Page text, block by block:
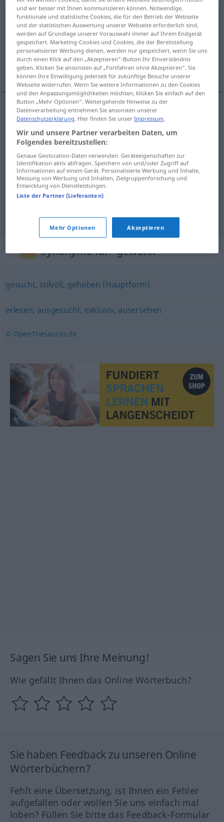
gewählt [gəˈvɛːlt]adj
Übersicht aller Übersetzungen
(Für mehr Details die Übersetzung anklicken/antippen)
eleito, selecto, distinto, culto, rebuscado
eleito gewählt POL
selecto gewählt FIG
distinto gewählt
culto gewähltSprache
Synonyme für "gewählt"
gesucht, stilvoll, gehoben (Hauptform)
erlesen, ausgesucht, exklusiv, ausersehen
© OpenThesaurus.de
Sagen Sie uns Ihre Meinung!
Wie gefällt Ihnen das Online Wörterbuch?
Sie haben Feedback zu unseren Online
Wörterbüchern?
Fehlt eine Übersetzung, ist Ihnen ein Fehler
aufgefallen oder wollen Sie uns einfach mal
loben? Füllen Sie bitte das Feedback-Formular
und wir besser mit Ihnen kommunizieren können. Notwendige,
funktionale und statistische Cookies, die für den Betrieb der Webseite
und der statistischen Auswertung unserer Webseite erforderlich sind,
werden auf Grundlage unserer Vorauswahl immer auf Ihrem Endgerät
gespeichert. Marketing-Cookies und Cookies, die der Bereitstellung
personalisierter Werbung dienen, werden nur gespeichert, wenn Sie uns
durch einen Klick auf den „Akzeptieren“-Button Ihr Einverständnis
geben. Klicken Sie ansonsten auf „Fortfahren ohne Akzeptieren“. Sie
können Ihre Einwilligung jederzeit für zukünftige Besuche unserer
Webseite widerrufen. Wenn Sie weitere Informationen zu den Cookies
und den Anpassungsmöglichkeiten möchten, klicken Sie einfach auf den
Button „Mehr Optionen“. Weitergehende Hinweise zu der
Datenverarbeitung entnehmen Sie ansonsten unserer
Datenschutzerklärung. Hier finden Sie unserImpressum.
Wir und unsere Partner verarbeiten Daten, um
Folgendes bereitzustellen:
Genaue Geolocation-Daten verwenden. Geräteeigenschaften zur
Identifikation aktiv abfragen. Speichern von und/oder Zugriff auf
Informationen auf einem Gerät. Personalisierte Werbung und Inhalte,
Messung von Werbung und Inhalten, Zielgruppenforschung und
Entwicklung von Dienstleistungen.
Liste der Partner (Lieferanten)
Mehr Optionen Akzeptieren